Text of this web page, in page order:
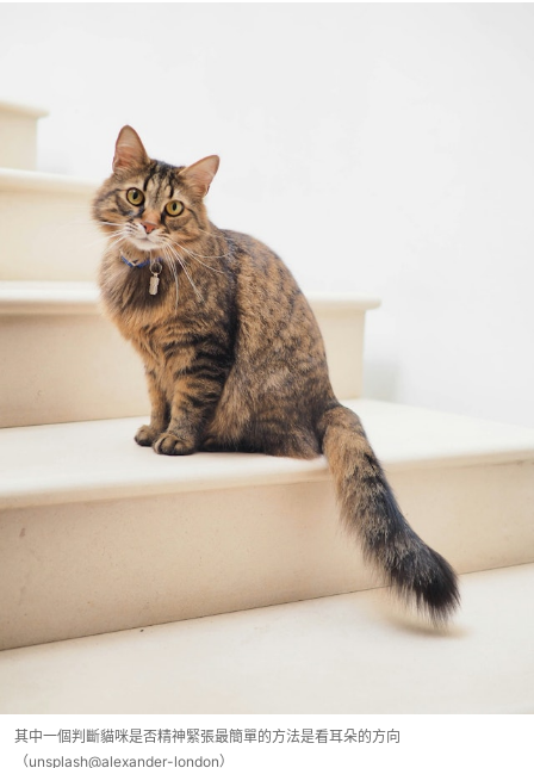
其中一個判斷貓咪是否精神緊張最簡單的方法是看耳朵的方向
（unsplash@alexander-london）